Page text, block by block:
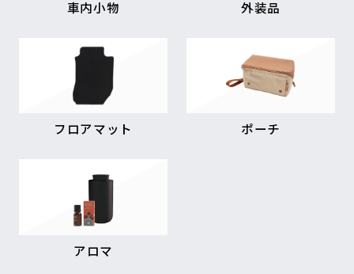
車内小物 外装品
フロアマット ポーチ
アロマ